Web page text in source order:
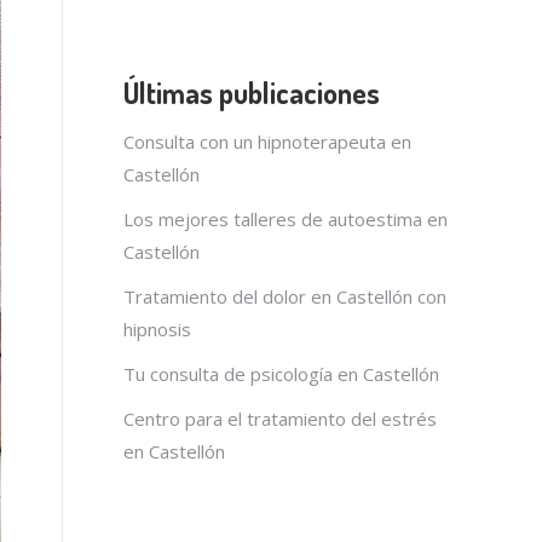
Últimas publicaciones
Consulta con un hipnoterapeuta en
Castellón
Los mejores talleres de autoestima en
Castellón
Tratamiento del dolor en Castellón con
hipnosis
Tu consulta de psicología en Castellón
Centro para el tratamiento del estrés
en Castellón